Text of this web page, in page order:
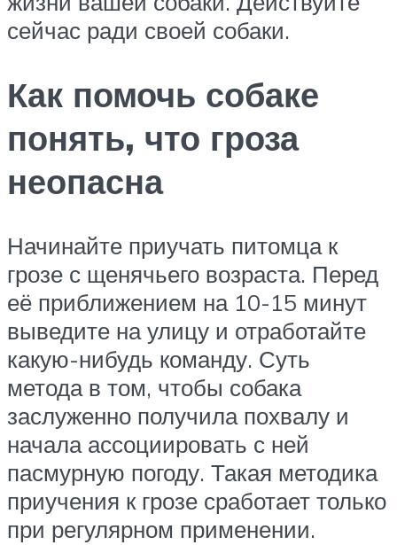
сейчас ради своей собаки.
Как помочь собаке
понять, что гроза
неопасна
Начинайте приучать питомца к
грозе с щенячьего возраста. Перед
её приближением на 10-15 минут
выведите на улицу и отработайте
какую-нибудь команду. Суть
метода в том, чтобы собака
заслуженно получила похвалу и
начала ассоциировать с ней
пасмурную погоду. Такая методика
приучения к грозе сработает только
при регулярном применении.